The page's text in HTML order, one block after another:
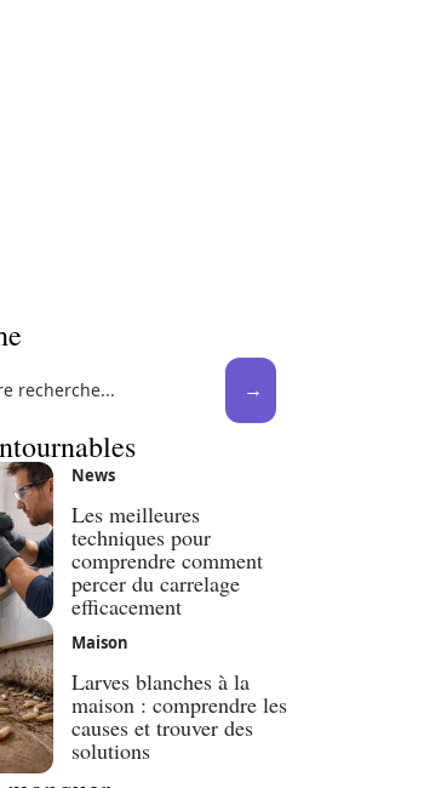
News
Les meilleures
techniques pour
comprendre comment
percer du carrelage
efficacement
Maison
Larves blanches à la
maison : comprendre les
causes et trouver des
solutions